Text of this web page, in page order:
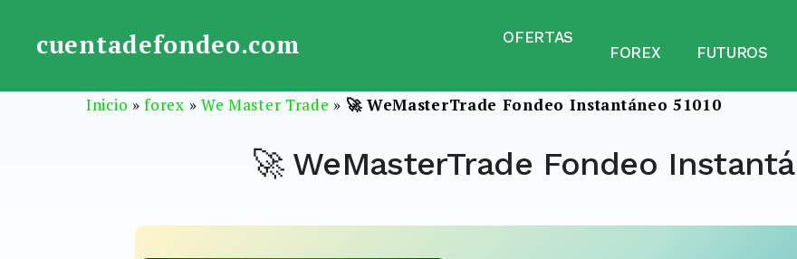
cuentadefondeo.com
OFERTAS
FOREX
FUTUROS
Inicio »forex » We Master Trade » 🚀 WeMasterTrade Fondeo Instantáneo 51010
🚀 WeMasterTrade Fondeo